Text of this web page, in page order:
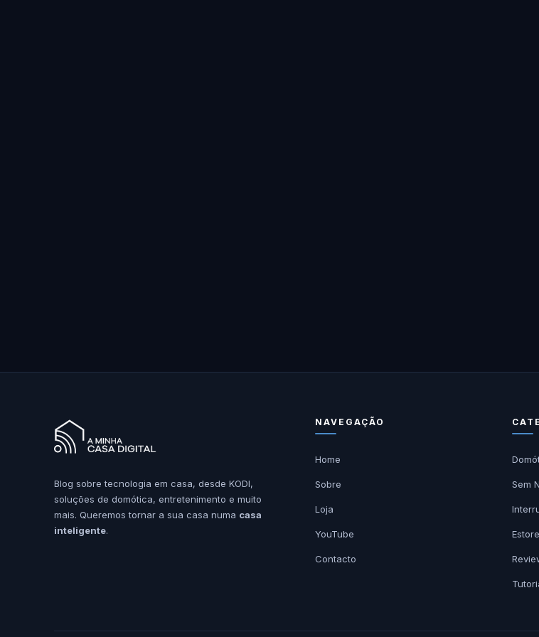
Blog sobre tecnologia em casa, desde KODI,
soluções de domótica, entretenimento e muito
mais. Queremos tornar a sua casa numa casa
inteligente.
NAVEGAÇÃO
Home
Sobre
Loja
YouTube
Contacto
Sem